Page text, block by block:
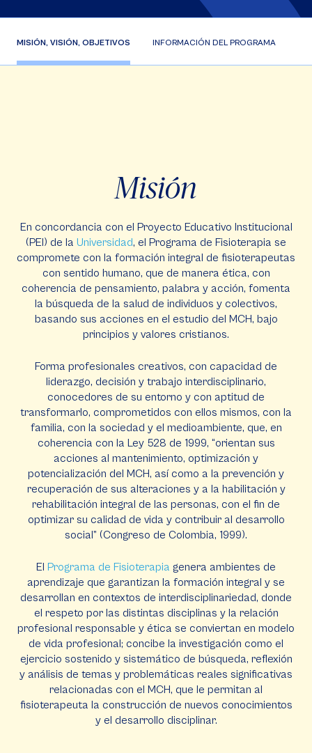
MISIÓN, VISIÓN, OBJETIVOS INFORMACIÓN DEL PROGRAMA
Misión
En concordancia con el Proyecto Educativo Institucional
(PEI) de la Universidad, el Programa de Fisioterapia se
compromete con la formación integral de fisioterapeutas
con sentido humano, que de manera ética, con
coherencia de pensamiento, palabra y acción, fomenta
la búsqueda de la salud de individuos y colectivos,
basando sus acciones en el estudio del MCH, bajo
principios y valores cristianos.
Forma profesionales creativos, con capacidad de
liderazgo, decisión y trabajo interdisciplinario,
conocedores de su entorno y con aptitud de
transformarlo, comprometidos con ellos mismos, con la
familia, con la sociedad y el medioambiente, que, en
coherencia con la Ley 528 de 1999, “orientan sus
acciones al mantenimiento, optimización y
potencialización del MCH, así como a la prevención y
recuperación de sus alteraciones y a la habilitación y
rehabilitación integral de las personas, con el fin de
optimizar su calidad de vida y contribuir al desarrollo
social” (Congreso de Colombia, 1999).
El Programa de Fisioterapia genera ambientes de
aprendizaje que garantizan la formación integral y se
desarrollan en contextos de interdisciplinariedad, donde
el respeto por las distintas disciplinas y la relación
profesional responsable y ética se conviertan en modelo
de vida profesional; concibe la investigación como el
ejercicio sostenido y sistemático de búsqueda, reflexión
y análisis de temas y problemáticas reales significativas
relacionadas con el MCH, que le permitan al
fisioterapeuta la construcción de nuevos conocimientos
y el desarrollo disciplinar.